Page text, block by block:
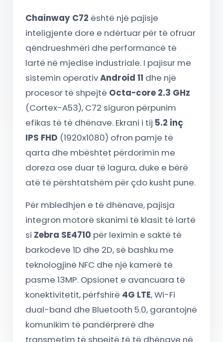
Chainway C72 është një pajisje
inteligjente dore e ndërtuar për të ofruar
qëndrueshmëri dhe performancë të
lartë në mjedise industriale. I pajisur me
sistemin operativAndroid 11 dhe një
procesor të shpejtë Octa-core 2.3 GHz
(Cortex-A53), C72 siguron përpunim
efikas të të dhënave. Ekrani i tij 5.2 inç
IPS FHD (1920x1080) ofron pamje të
qarta dhe mbështet përdorimin me
doreza ose duar të lagura, duke e bërë
atë të përshtatshëm për çdo kusht pune.
Për mbledhjen e të dhënave, pajisja
integron motorë skanimi të klasit të lartë
si Zebra SE4710 për leximin e saktë të
barkodeve 1D dhe 2D, së bashku me
teknologjinë NFC dhe një kamerë të
pasme 13MP. Opsionet e avancuara të
konektivitetit, përfshirë 4G LTE, Wi-Fi
dual-band dhe Bluetooth 5.0, garantojnë
komunikim të pandërprerë dhe
transmetim të shpejtë të të dhënave në